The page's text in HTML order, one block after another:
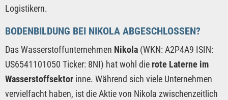
Logistikern.
BODENBILDUNG BEI NIKOLA ABGESCHLOSSEN?
Das Wasserstoffunternehmen Nikola (WKN: A2P4A9 ISIN:
US6541101050 Ticker: 8NI) hat wohl die rote Laterne im
Wasserstoffsektor inne. Während sich viele Unternehmen
vervielfacht haben, ist die Aktie von Nikola zwischenzeitlich